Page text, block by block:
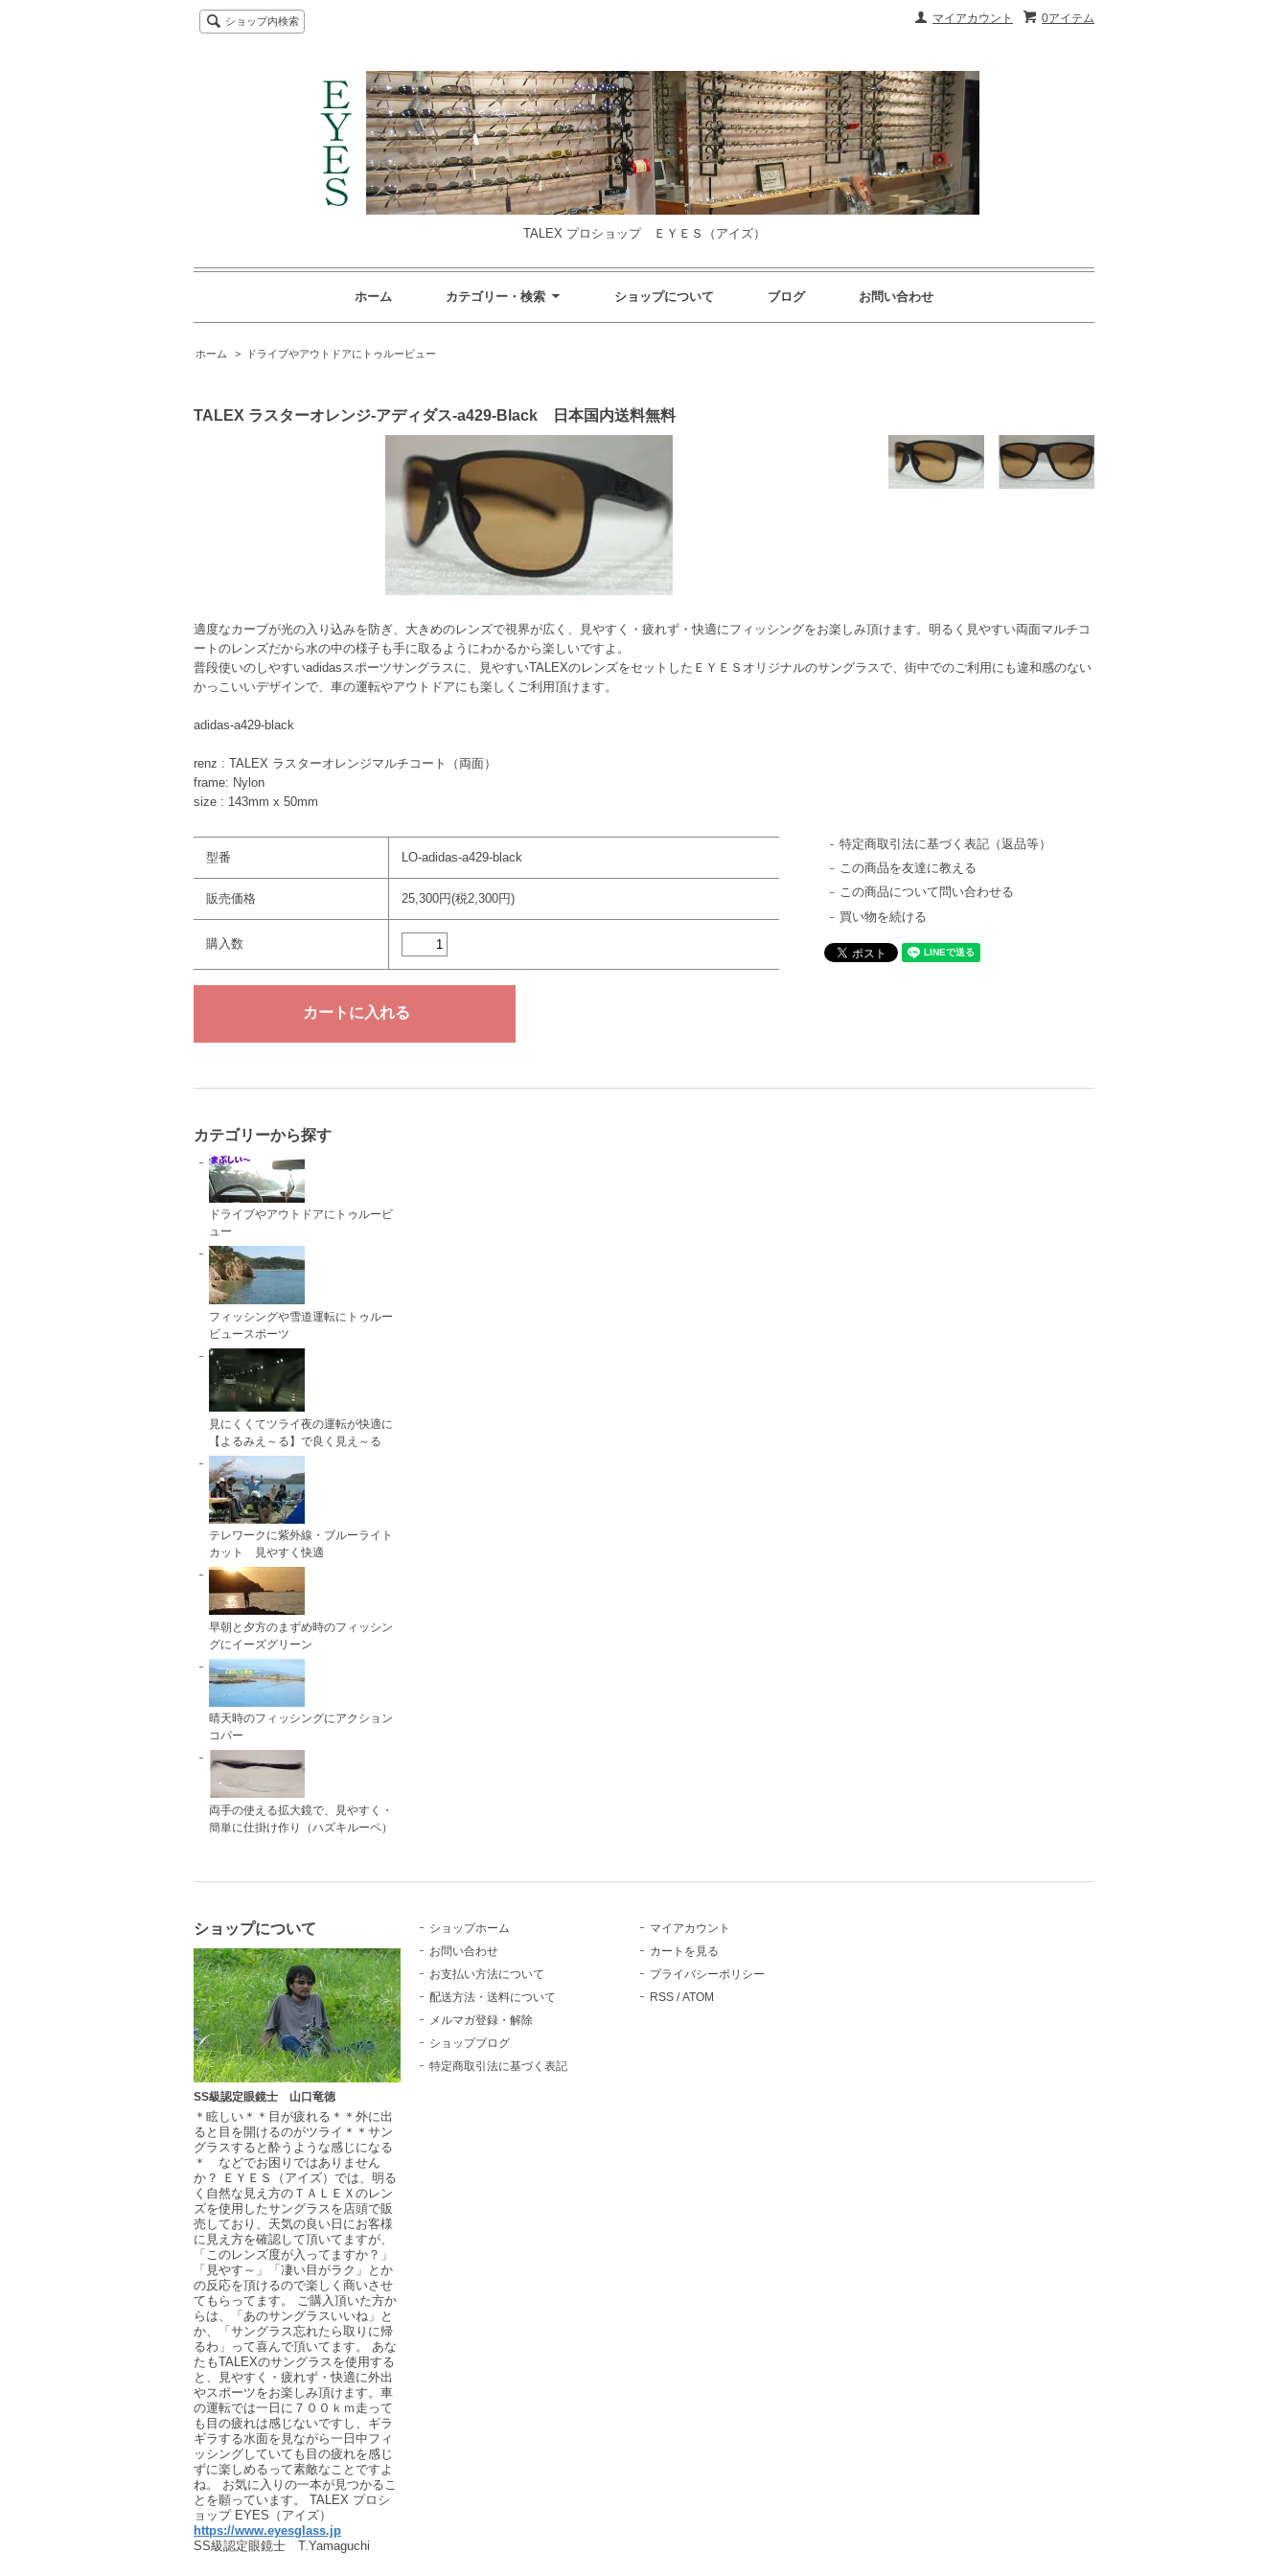
0アイテム
マイアカウント
ショップ内検索
TALEX プロショップ ＥＹＥＳ（アイズ）
ホーム カテゴリー・検索 ショップについて ブログ お問い合わせ
ホーム > ドライブやアウトドアにトゥルービュー
TALEX ラスターオレンジ-アディダス-a429-Black 日本国内送料無料
適度なカーブが光の入り込みを防ぎ、大きめのレンズで視界が広く、見やすく・疲れず・快適にフィッシングをお楽しみ頂けます。明るく見やすい両面マルチコ
ートのレンズだから水の中の様子も手に取るようにわかるから楽しいですよ。
普段使いのしやすいadidasスポーツサングラスに、見やすいTALEXのレンズをセットしたＥＹＥＳオリジナルのサングラスで、街中でのご利用にも違和感のない
かっこいいデザインで、車の運転やアウトドアにも楽しくご利用頂けます。
adidas-a429-black
renz : TALEX ラスターオレンジマルチコート（両面）
frame: Nylon
size : 143mm x 50mm
型番 LO-adidas-a429-black
販売価格 25,300円(税2,300円)
購入数
特定商取引法に基づく表記（返品等）
この商品を友達に教える
この商品について問い合わせる
買い物を続ける
カテゴリーから探す
ドライブやアウトドアにトゥルービ
ュー
フィッシングや雪道運転にトゥルー
ビュースポーツ
見にくくてツライ夜の運転が快適に
【よるみえ～る】で良く見え～る
テレワークに紫外線・ブルーライト
カット 見やすく快適
早朝と夕方のまずめ時のフィッシン
グにイーズグリーン
晴天時のフィッシングにアクション
コパー
両手の使える拡大鏡で、見やすく・
簡単に仕掛け作り（ハズキルーペ）
ショップについて
SS級認定眼鏡士 山口竜徳
＊眩しい＊＊目が疲れる＊＊外に出
ると目を開けるのがツライ＊＊サン
グラスすると酔うような感じになる
＊ などでお困りではありません
か？ ＥＹＥＳ（アイズ）では、明る
く自然な見え方のＴＡＬＥＸのレン
ズを使用したサングラスを店頭で販
売しており、天気の良い日にお客様
に見え方を確認して頂いてますが、
「このレンズ度が入ってますか？」
「見やす～」「凄い目がラク」とか
の反応を頂けるので楽しく商いさせ
てもらってます。 ご購入頂いた方か
らは、「あのサングラスいいね」と
か、「サングラス忘れたら取りに帰
るわ」って喜んで頂いてます。 あな
たもTALEXのサングラスを使用する
と、見やすく・疲れず・快適に外出
やスポーツをお楽しみ頂けます。車
の運転では一日に７００ｋｍ走って
も目の疲れは感じないですし、ギラ
ギラする水面を見ながら一日中フィ
ッシングしていても目の疲れを感じ
ずに楽しめるって素敵なことですよ
ね。 お気に入りの一本が見つかるこ
とを願っています。 TALEX プロシ
ョップ EYES（アイズ）
https://www.eyesglass.jp
SS級認定眼鏡士 T.Yamaguchi
ショップホーム
お問い合わせ
お支払い方法について
配送方法・送料について
メルマガ登録・解除
ショップブログ
特定商取引法に基づく表記
マイアカウント
カートを見る
プライバシーポリシー
RSS /ATOM